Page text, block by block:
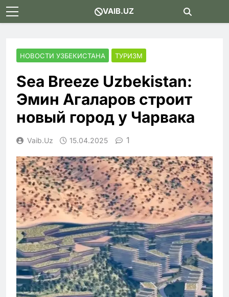
Skip
to
VAIB.UZ
НОВОСТИ УЗБЕКИСТАНА ТУРИЗМ
Sea Breeze Uzbekistan:
Эмин Агаларов строит
новый город у Чарвака
Vaib.uz 15.04.2025 1